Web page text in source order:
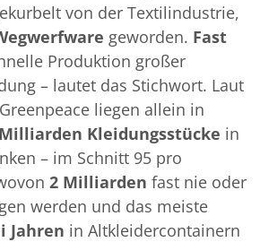
von der Textilindustrie,
geworden. Fast
Produktion großer
– lautet das Stichwort. Laut
liegen allein in
Kleidungsstücke in
– im Schnitt 95 pro
2 Milliarden fast nie oder
werden und das meiste
Jahren in Altkleidercontainern